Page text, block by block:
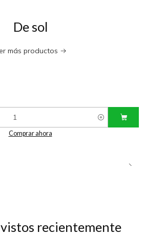
De sol
más productos
Comprar ahora
recientemente